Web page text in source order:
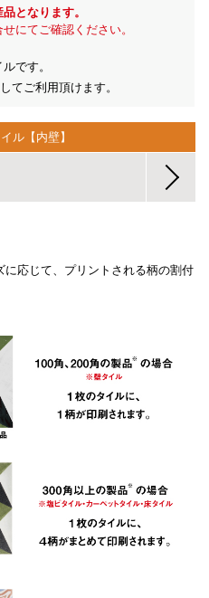
となります。
にてご確認ください。
です。
てご利用頂けます。
ル【内壁】
応じて、プリントされる柄の割付